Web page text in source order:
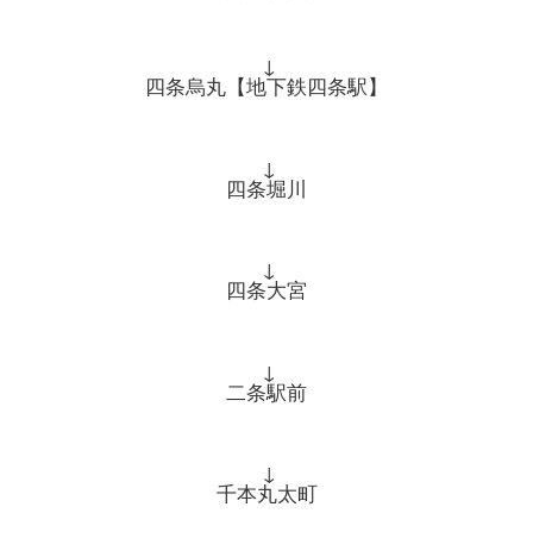
↓
四条烏丸【地下鉄四条駅】
↓
四条堀川
↓
四条大宮
↓
二条駅前
↓
千本丸太町